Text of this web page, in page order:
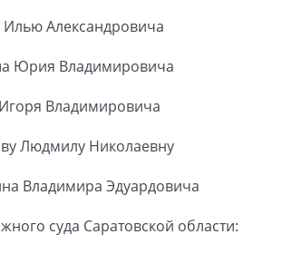
Илью Александровича
Юрия Владимировича
Владимировича
Людмилу Николаевну
Владимира Эдуардовича
суда Саратовской области: